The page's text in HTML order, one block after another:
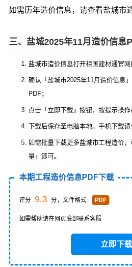
如需历年造价信息，请查看盐城市
三、盐城2025年11月造价信息
盐城市造价信息打开祖国建材通官网
确认「盐城市2025年11月造价信息
PDF；
点击「立即下载」按钮，按提示操作
下载后保存至电脑本地。手机下载请
如需批量下载更多盐城市工程造价
量」即可。
本期工程造价信息PDF下载
评分 9.3 分，文件格式: PDF
如需帮助请在网页底部联系客服
立即下载